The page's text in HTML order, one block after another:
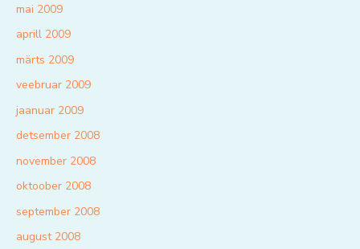
mai 2009
aprill 2009
märts 2009
veebruar 2009
jaanuar 2009
detsember 2008
november 2008
oktoober 2008
september 2008
august 2008